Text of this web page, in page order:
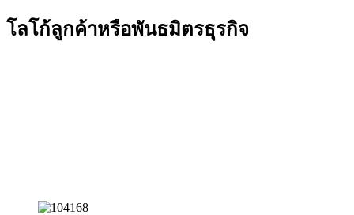
โลโก้ลูกค้าหรือพันธมิตรธุรกิจ